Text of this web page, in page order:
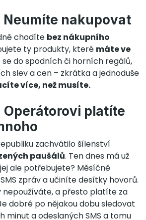
Neumíte nakupovat
chodíte bez nákupního
ty produkty, které máte ve
se do spodních či horních regálů,
slev a cen – zkrátka a jednoduše
více, než musíte.
Operátorovi platíte
zachvátilo šílenství
paušálů. Ten dnes má už
ale potřebujete? Měsíčně
zpráv a učiníte desítky hovorů.
a přesto platíte za
dobré po nějakou dobu sledovat
minut a odeslaných SMS a tomu